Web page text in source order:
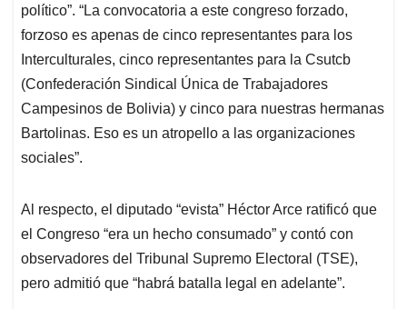
político”. “La convocatoria a este congreso forzado,
forzoso es apenas de cinco representantes para los
Interculturales, cinco representantes para la Csutcb
(Confederación Sindical Única de Trabajadores
Campesinos de Bolivia) y cinco para nuestras hermanas
Bartolinas. Eso es un atropello a las organizaciones
sociales”.
Al respecto, el diputado “evista” Héctor Arce ratificó que
el Congreso “era un hecho consumado” y contó con
observadores del Tribunal Supremo Electoral (TSE),
pero admitió que “habrá batalla legal en adelante”.